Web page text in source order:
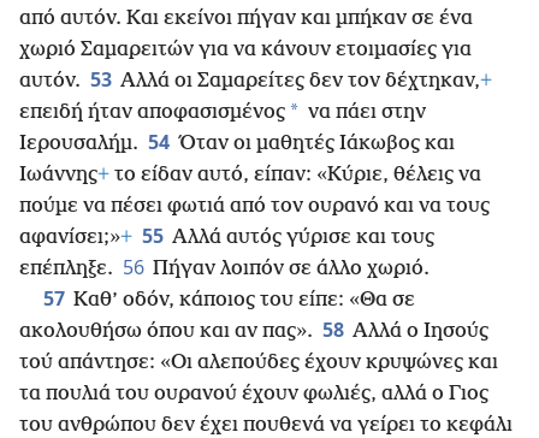
από αυτόν. Και εκείνοι πήγαν και μπήκαν σε ένα
χωριό Σαμαρειτών για να κάνουν ετοιμασίες για
αυτόν. 53 Αλλά οι Σαμαρείτες δεν τον δέχτηκαν,+
επειδή ήταν αποφασισμένος * να πάει στην
Ιερουσαλήμ. 54 Όταν οι μαθητές Ιάκωβος και
Ιωάννης+ το είδαν αυτό, είπαν: «Κύριε, θέλεις να
πούμε να πέσει φωτιά από τον ουρανό και να τους
αφανίσει;»+ 55 Αλλά αυτός γύρισε και τους
επέπληξε. 56 Πήγαν λοιπόν σε άλλο χωριό.
57 Καθ’ οδόν, κάποιος του είπε: «Θα σε
ακολουθήσω όπου και αν πας». 58 Αλλά ο Ιησούς
τού απάντησε: «Οι αλεπούδες έχουν κρυψώνες και
τα πουλιά του ουρανού έχουν φωλιές, αλλά ο Γιος
του ανθρώπου δεν έχει πουθενά να γείρει το κεφάλι